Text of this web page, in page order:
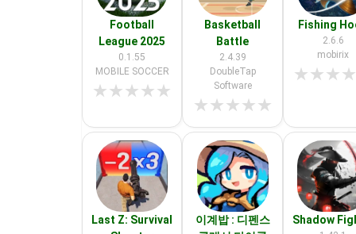
Football
League 2025
0.1.55
MOBILE SOCCER
★★★★★
Basketball
Battle
2.4.39
DoubleTap
Software
★★★★★
Fishing
2.6.6
mobirix
★★★
Last Z: Survival
이계밥 : 디펜스
Shadow